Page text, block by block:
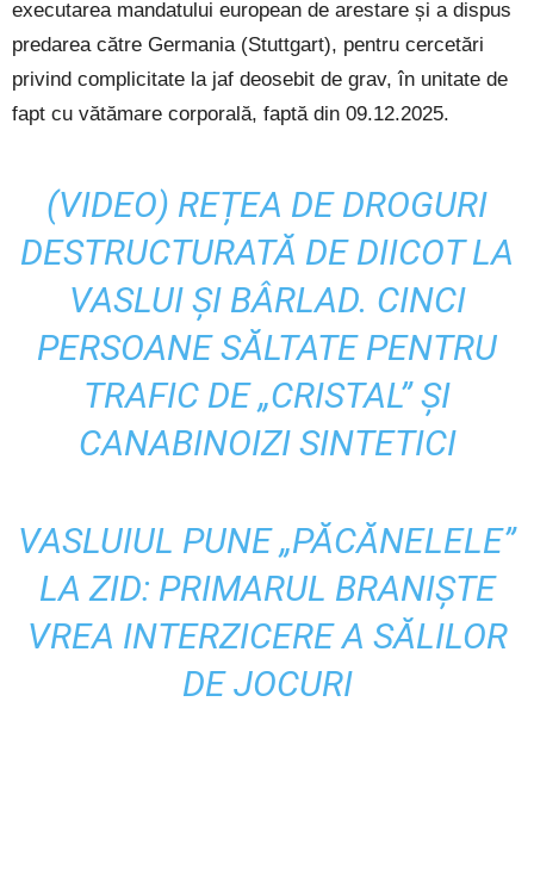
executarea mandatului european de arestare și a dispus
predarea către Germania (Stuttgart), pentru cercetări
privind complicitate la jaf deosebit de grav, în unitate de
fapt cu vătămare corporală, faptă din 09.12.2025.
(VIDEO) REȚEA DE DROGURI
DESTRUCTURATĂ DE DIICOT LA
VASLUI ȘI BÂRLAD. CINCI
PERSOANE SĂLTATE PENTRU
TRAFIC DE „CRISTAL” ȘI
CANABINOIZI SINTETICI
VASLUIUL PUNE „PĂCĂNELELE”
LA ZID: PRIMARUL BRANIȘTE
VREA INTERZICERE A SĂLILOR
DE JOCURI